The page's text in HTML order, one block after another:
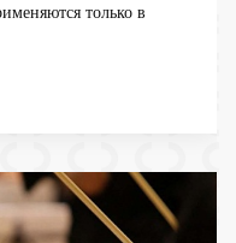
только в